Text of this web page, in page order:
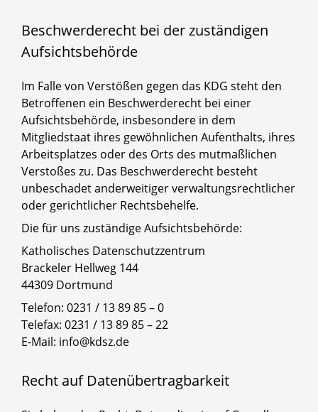
Beschwerderecht bei der zuständigen
Aufsichtsbehörde
Im Falle von Verstößen gegen das KDG steht den
Betroffenen ein Beschwerderecht bei einer
Aufsichtsbehörde, insbesondere in dem
Mitgliedstaat ihres gewöhnlichen Aufenthalts, ihres
Arbeitsplatzes oder des Orts des mutmaßlichen
Verstoßes zu. Das Beschwerderecht besteht
unbeschadet anderweitiger verwaltungsrechtlicher
oder gerichtlicher Rechtsbehelfe.
Die für uns zuständige Aufsichtsbehörde:
Katholisches Datenschutzzentrum
Brackeler Hellweg 144
44309 Dortmund
Telefon: 0231 / 13 89 85 – 0
Telefax: 0231 / 13 89 85 – 22
E-Mail: info@kdsz.de
Recht auf Datenübertragbarkeit